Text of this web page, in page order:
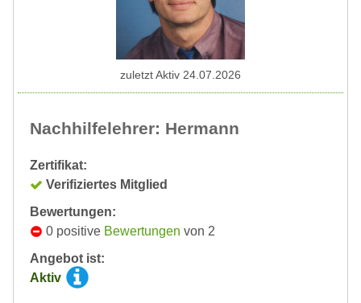
Nachhilfelehrer: Hermann
Zertifikat:
Verifiziertes Mitglied
Bewertungen:
0 positive Bewertungen von 2
Angebot ist:
Aktiv
zuletzt Aktiv 24.07.2026